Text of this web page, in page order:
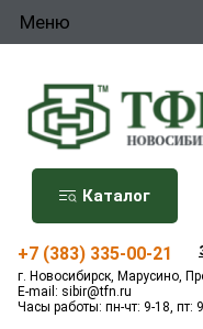
Меню
Каталог
+7 (383) 335-00-21
г. Новосибирск, Марусино,
E-mail: sibir@tfn.ru
Часы работы: пн-чт: 9-18, пт: